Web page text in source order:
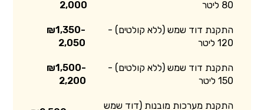
80 ליטר 2,000
התקנת דוד שמש (ללא קולטים) -
120 ליטר
₪1,350-
2,050
התקנת דוד שמש (ללא קולטים) -
150 ליטר
₪1,500-
2,200
התקנת מערכות מובנות (דוד שמש